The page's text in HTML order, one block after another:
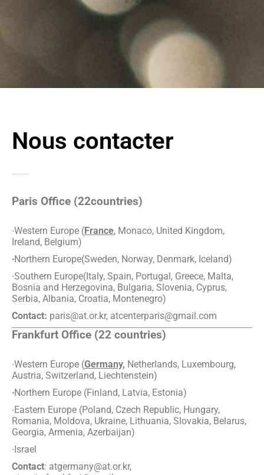
Nous contacter
Paris Office (22countries)
∙Western Europe (France, Monaco, United Kingdom,
Ireland, Belgium)
∙Northern Europe(Sweden, Norway, Denmark, Iceland)
∙Southern Europe(Italy, Spain, Portugal, Greece, Malta,
Bosnia and Herzegovina, Bulgaria, Slovenia, Cyprus,
Serbia, Albania, Croatia, Montenegro)
Contact: paris@at.or.kr, atcenterparis@gmail.com
Frankfurt Office (22 countries)
∙Western Europe (Germany, Netherlands, Luxembourg,
Austria, Switzerland, Liechtenstein)
∙Northern Europe (Finland, Latvia, Estonia)
∙Eastern Europe (Poland, Czech Republic, Hungary,
Romania, Moldova, Ukraine, Lithuania, Slovakia, Belarus,
Georgia, Armenia, Azerbaijan)
∙Israel
Contact: atgermany@at.or.kr,